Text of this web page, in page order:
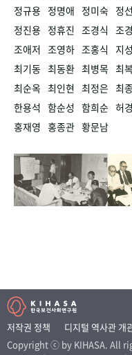
정규용 정명애 정미숙 정
정진용 정휴진 조경식 조
조애저 조영하 조홍식 지
최기동 최동환 최병목 최
최순옥 최인현 최정은 최
한용석 함순성 함희순 허
홍재영 홍종관 황문남
저작권 정책 디지털 역사관 개
Copyright ⓒ by KIHASA. All